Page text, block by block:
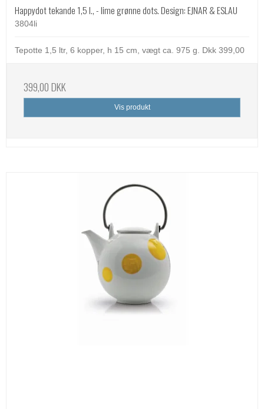
Happydot tekande 1,5 l., - lime grønne dots. Design: EJNAR & ESLAU
3804li
Tepotte 1,5 ltr, 6 kopper, h 15 cm, vægt ca. 975 g. Dkk 399,00
399,00 DKK
Vis produkt